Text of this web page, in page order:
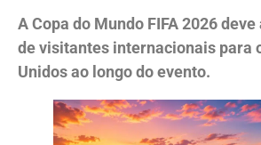
A Copa do Mundo FIFA 2026
de visitantes internacionais para
Unidos ao longo do evento.